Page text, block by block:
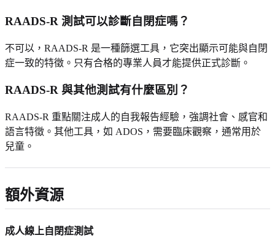
RAADS-R 測試可以診斷自閉症嗎？
不可以，RAADS-R 是一種篩選工具，它突出顯示可能與自閉
症一致的特徵。只有合格的專業人員才能提供正式診斷。
RAADS-R 與其他測試有什麼區別？
RAADS-R 重點關注成人的自我報告經驗，強調社會、感官和
語言特徵。其他工具，如 ADOS，需要臨床觀察，通常用於
兒童。
額外資源
成人線上自閉症測試